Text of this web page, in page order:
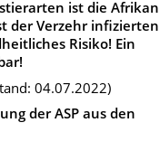
ist die
der Verzehr infizierten
Risiko! Ein
04.07.2022)
der ASP aus den